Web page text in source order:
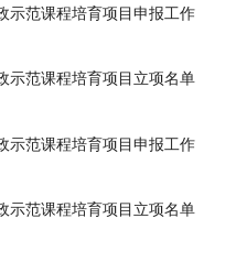
示范课程培育项目申报工作
示范课程培育项目立项名单
示范课程培育项目申报工作
示范课程培育项目立项名单